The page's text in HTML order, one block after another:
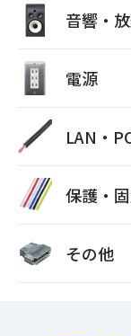
音響・
電源
LAN・
保護・
その他